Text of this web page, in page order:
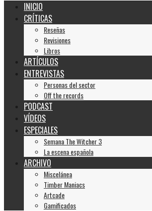
INICIO
CRÍTICAS
Reseñas
Revisiones
Libros
ARTÍCULOS
ENTREVISTAS
Personas del sector
Off the records
PODCAST
VÍDEOS
ESPECIALES
Semana The Witcher 3
La escena española
ARCHIVO
Miscelánea
Timber Maniacs
Artcade
Gamificados